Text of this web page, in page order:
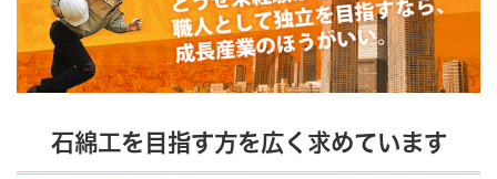
石綿工を目指す方を広く求めています